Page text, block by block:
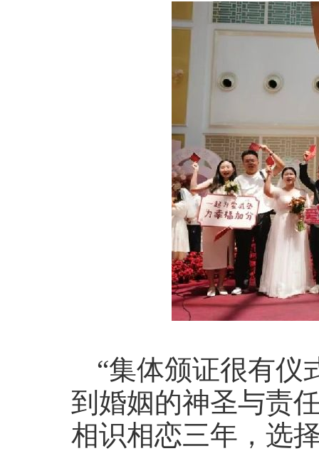
“集体颁证很有仪
到婚姻的神圣与责
相识相恋三年，选